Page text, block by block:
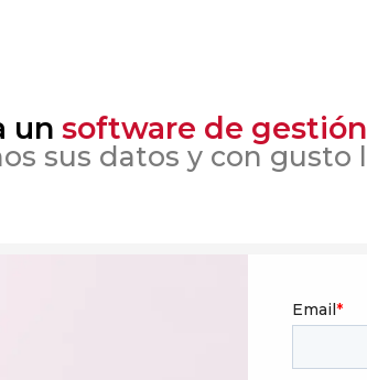
un software de gestión
sus datos y con gusto